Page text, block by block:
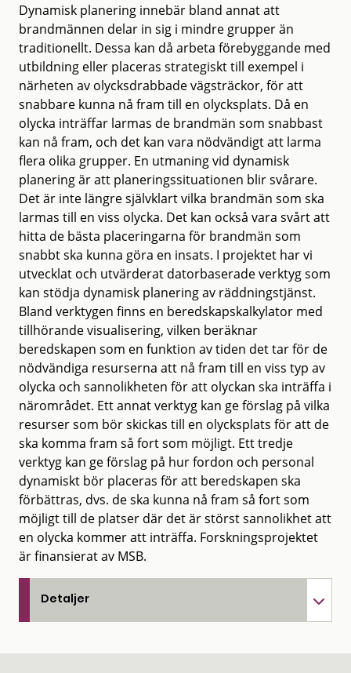
Dynamisk planering innebär bland annat att
brandmännen delar in sig i mindre grupper än
traditionellt. Dessa kan då arbeta förebyggande med
utbildning eller placeras strategiskt till exempel i
närheten av olycksdrabbade vägsträckor, för att
snabbare kunna nå fram till en olycksplats. Då en
olycka inträffar larmas de brandmän som snabbast
kan nå fram, och det kan vara nödvändigt att larma
flera olika grupper. En utmaning vid dynamisk
planering är att planeringssituationen blir svårare.
Det är inte längre självklart vilka brandmän som ska
larmas till en viss olycka. Det kan också vara svårt att
hitta de bästa placeringarna för brandmän som
snabbt ska kunna göra en insats. I projektet har vi
utvecklat och utvärderat datorbaserade verktyg som
kan stödja dynamisk planering av räddningstjänst.
Bland verktygen finns en beredskapskalkylator med
tillhörande visualisering, vilken beräknar
beredskapen som en funktion av tiden det tar för de
nödvändiga resurserna att nå fram till en viss typ av
olycka och sannolikheten för att olyckan ska inträffa i
närområdet. Ett annat verktyg kan ge förslag på vilka
resurser som bör skickas till en olycksplats för att de
ska komma fram så fort som möjligt. Ett tredje
verktyg kan ge förslag på hur fordon och personal
dynamiskt bör placeras för att beredskapen ska
förbättras, dvs. de ska kunna nå fram så fort som
möjligt till de platser där det är störst sannolikhet att
en olycka kommer att inträffa. Forskningsprojektet
är finansierat av MSB.
Detaljer